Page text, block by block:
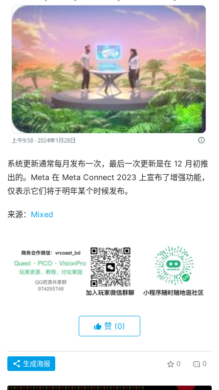
业
动
用
新
闻
V
R
设
排
名
点
下
社
区
登录 注册
系统更新通常每月发布一次，最后一次更新是在 12 月初推
出的。Meta 在 Meta Connect 2023 上宣布了增强功能，
仅表示它们将于明年某个时候发布。
来源： Mixed
赞 (0)
生成海报 0 0